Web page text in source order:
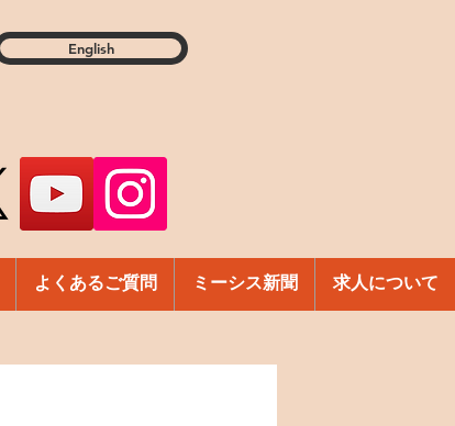
English
よくあるご質問 ミーシス新聞 求人について